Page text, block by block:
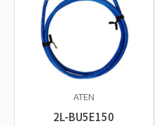
ATEN
2L-BU5E150